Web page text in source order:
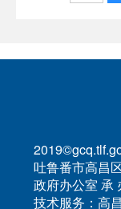
吐鲁番市高昌
政府办公室 承
技术服务：高